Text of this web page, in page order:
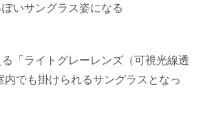
いサングラス姿になる
「ライトグレーレンズ（可視光線透
でも掛けられるサングラスとなっ